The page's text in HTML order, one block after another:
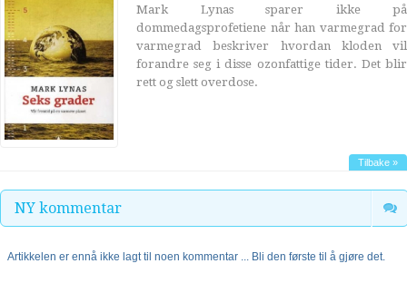
Mark Lynas sparer ikke på
dommedagsprofetiene når han varmegrad for
varmegrad beskriver hvordan kloden vil
forandre seg i disse ozonfattige tider. Det blir
rett og slett overdose.
Tilbake »
NY kommentar
Artikkelen er ennå ikke lagt til noen kommentar ... Bli den første til å gjøre det.